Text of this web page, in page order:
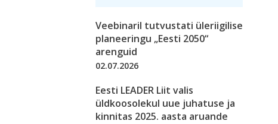
Veebinaril tutvustati üleriigilise
planeeringu „Eesti 2050“
arenguid
02.07.2026
Eesti LEADER Liit valis
üldkoosolekul uue juhatuse ja
kinnitas 2025. aasta aruande